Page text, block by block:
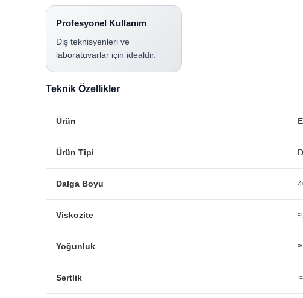
Profesyonel Kullanım
Diş teknisyenleri ve
laboratuvarlar için idealdir.
Teknik Özellikler
Ürün
Ürün Tipi
Dalga Boyu
Viskozite
Yoğunluk
Sertlik